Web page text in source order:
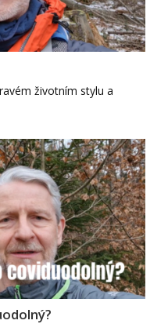
životním stylu a